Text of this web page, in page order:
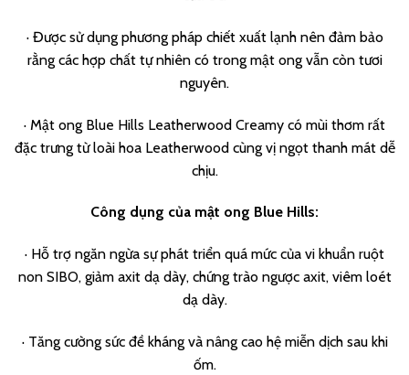
· Được sử dụng phương pháp chiết xuất lạnh nên đảm bảo
rằng các hợp chất tự nhiên có trong mật ong vẫn còn tươi
nguyên.
· Mật ong Blue Hills Leatherwood Creamy có mùi thơm rất
đặc trưng từ loài hoa Leatherwood cùng vị ngọt thanh mát dễ
chịu.
Công dụng của mật ong Blue Hills:
· Hỗ trợ ngăn ngừa sự phát triển quá mức của vi khuẩn ruột
non SIBO, giảm axit dạ dày, chứng trào ngược axit, viêm loét
dạ dày.
· Tăng cường sức đề kháng và nâng cao hệ miễn dịch sau khi
ốm.